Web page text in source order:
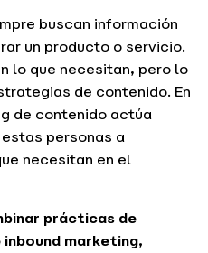
buscan información
un producto o servicio.
lo que necesitan, pero lo
de contenido. En
de contenido actúa
personas a
necesitan en el
prácticas de
marketing,